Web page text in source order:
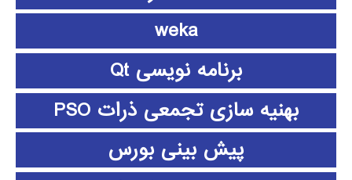
weka
برنامه نویسی Qt
بهنیه سازی تجمعی ذرات PSO
پیش بینی بورس